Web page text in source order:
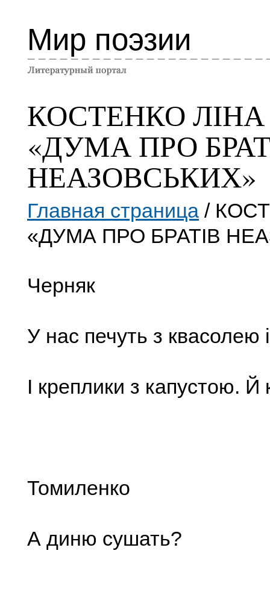
Мир поэзии
КОСТЕНКО ЛІНА
«ДУМА ПРО
НЕАЗОВСЬКИХ»
Главная страница /
«ДУМА ПРО БРАТІВ
Черняк
У нас печуть з квасолею
І креплики з капустою. Й
Томиленко
А диню сушать?